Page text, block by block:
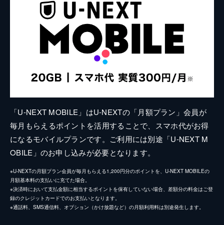
「U-NEXT MOBILE」はU-NEXTの「月額プラン」会員が
毎月もらえるポイントを活用することで、スマホ代がお得
になるモバイルプランです。ご利用には別途「U-NEXT M
OBILE」のお申し込みが必要となります。
※U-NEXTの月額プラン会員が毎月もらえる1,200円分のポイントを、U-NEXT MOBILEの
月額基本料の支払いに充てた場合。
※決済時において支払金額に相当するポイントを保有していない場合、差額分の料金はご登
録のクレジットカードでのお支払いとなります。
※通話料、SMS通信料、オプション（かけ放題など）の月額利用料は別途発生します。